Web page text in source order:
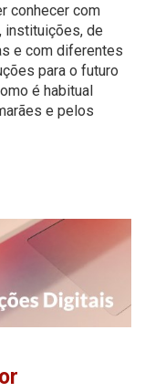
conhecer com
instituições, de
e com diferentes
para o futuro
é habitual
e pelos